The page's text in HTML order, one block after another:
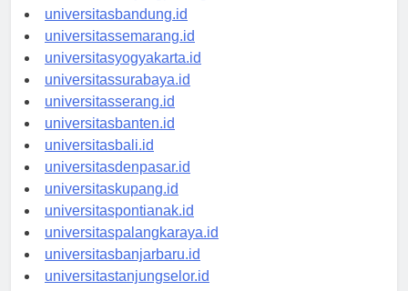
universitastanjungpinang.id
universitasbandung.id
universitassemarang.id
universitasyogyakarta.id
universitassurabaya.id
universitasserang.id
universitasbanten.id
universitasbali.id
universitasdenpasar.id
universitaskupang.id
universitaspontianak.id
universitaspalangkaraya.id
universitasbanjarbaru.id